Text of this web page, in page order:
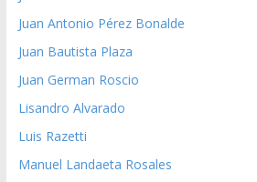
Juan Antonio Pérez Bonalde
Juan Bautista Plaza
Juan German Roscio
Lisandro Alvarado
Luis Razetti
Manuel Landaeta Rosales